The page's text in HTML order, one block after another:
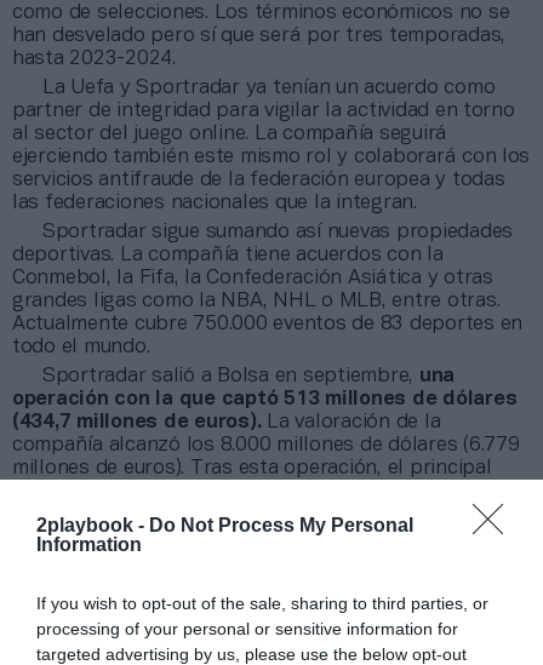
2playbook - Do Not Process My Personal
Information
If you wish to opt-out of the sale, sharing to third parties, or
processing of your personal or sensitive information for
targeted advertising by us, please use the below opt-out
como de selecciones. Los términos económicos no se
han desvelado pero sí que será por tres temporadas,
hasta 2023-2024.
La Uefa y Sportradar ya tenían un acuerdo como
partner de integridad para vigilar la actividad en torno
al sector del juego online. La compañía seguirá
ejerciendo también este mismo rol y colaborará con los
servicios antifraude de la federación europea y todas
las federaciones nacionales que la integran.
Sportradar sigue sumando así nuevas propiedades
deportivas. La compañía tiene acuerdos con la
Conmebol, la Fifa, la Confederación Asiática y otras
grandes ligas como la NBA, NHL o MLB, entre otras.
Actualmente cubre 750.000 eventos de 83 deportes en
todo el mundo.
Sportradar salió a Bolsa en septiembre, una
operación con la que captó 513 millones de dólares
(434,7 millones de euros).
La valoración de la
compañía alcanzó los 8.000 millones de dólares (6.779
millones de euros). Tras esta operación, el principal
Cppib, que en 2018 adquirió el 47,8% de la compañía.
El segundo socio más importante es el fundador y
semestre de 2021, los ingresos fueron de 272,1
millones de euros, con un avance interanual del 42%.